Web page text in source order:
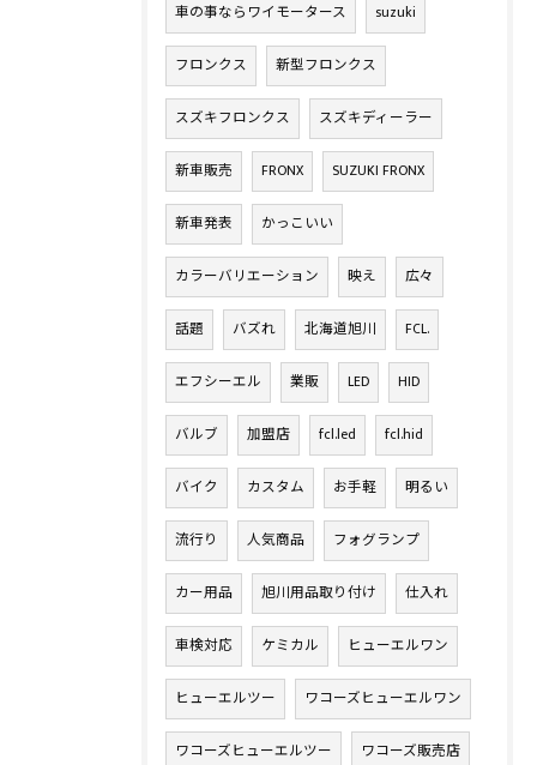
車の事ならワイモータース suzuki
フロンクス 新型フロンクス
スズキフロンクス スズキディーラー
新車販売 FRONX SUZUKI FRONX
新車発表 かっこいい
カラーバリエーション 映え 広々
話題 バズれ 北海道旭川 FCL.
エフシーエル 業販 LED HID
バルブ 加盟店 fcl.led fcl.hid
バイク カスタム お手軽 明るい
流行り 人気商品 フォグランプ
カー用品 旭川用品取り付け 仕入れ
車検対応 ケミカル ヒューエルワン
ヒューエルツー ワコーズヒューエルワン
ワコーズヒューエルツー ワコーズ販売店